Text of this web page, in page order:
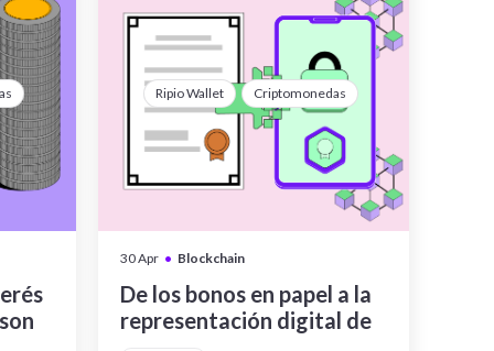
Ripio Wallet Criptomonedas
30 Apr • Blockchain
De los bonos en papel a la
representación digital de